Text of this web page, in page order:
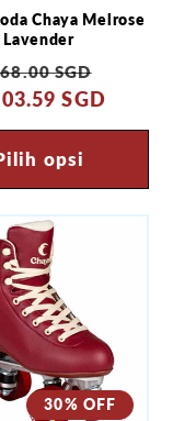
Chaya Melrose
Lavender
SGD
obral
SGD
opsi
30% OFF